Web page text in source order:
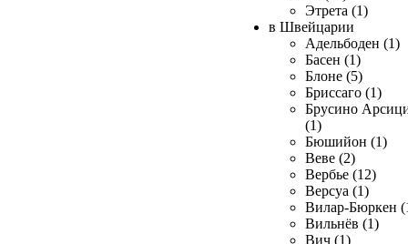
Этрета (1)
в Швейцарии
Адельбоден (1)
Басен (1)
Блоне (5)
Бриссаго (1)
Брусино
(1)
Бюшийон (1)
Веве (2)
Вербье (12)
Версуа (1)
Вилар-Бюркен
Вильнёв (1)
Вич (1)